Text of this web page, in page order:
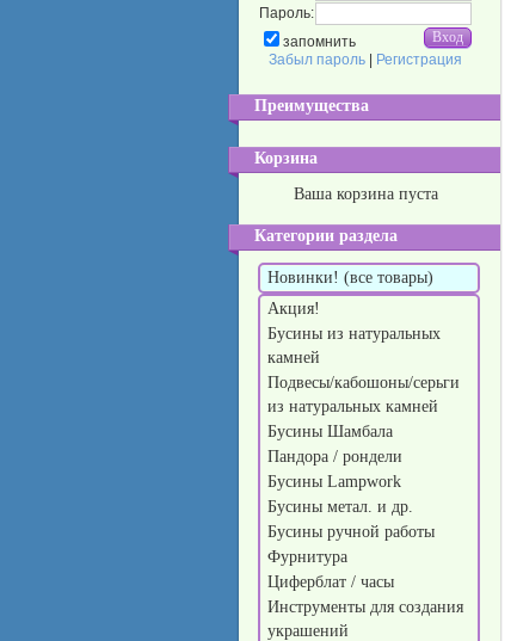
Пароль:
запомнить
Забыл пароль
Регистрация
Преимущества
Корзина
Ваша корзина пуста
Категории раздела
Новинки! (все товары)
Акция!
Бусины из натуральных
камней
Подвесы/кабошоны/серьги
из натуральных камней
Бусины Шамбала
Пандора / рондели
Бусины Lampwork
Бусины метал. и др.
Бусины ручной работы
Фурнитура
Циферблат / часы
Инструменты для создания
украшений